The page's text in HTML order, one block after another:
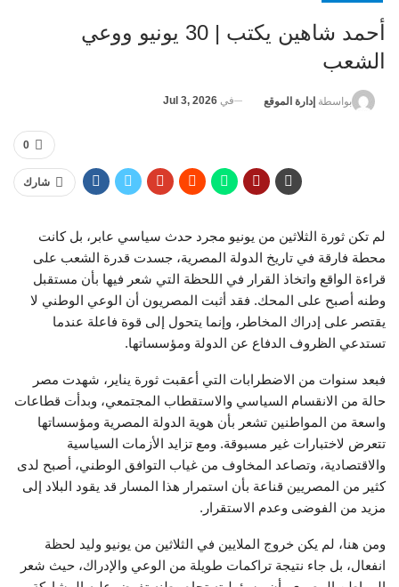
أحمد شاهين يكتب | 30 يونيو ووعي
الشعب
بواسطة إدارة الموقع في Jul 3, 2026
0
شارك
لم تكن ثورة الثلاثين من يونيو مجرد حدث سياسي عابر، بل كانت
محطة فارقة في تاريخ الدولة المصرية، جسدت قدرة الشعب على
قراءة الواقع واتخاذ القرار في اللحظة التي شعر فيها بأن مستقبل
وطنه أصبح على المحك. فقد أثبت المصريون أن الوعي الوطني لا
يقتصر على إدراك المخاطر، وإنما يتحول إلى قوة فاعلة عندما
تستدعي الظروف الدفاع عن الدولة ومؤسساتها.
فبعد سنوات من الاضطرابات التي أعقبت ثورة يناير، شهدت مصر
حالة من الانقسام السياسي والاستقطاب المجتمعي، وبدأت قطاعات
واسعة من المواطنين تشعر بأن هوية الدولة المصرية ومؤسساتها
تتعرض لاختبارات غير مسبوقة. ومع تزايد الأزمات السياسية
والاقتصادية، وتصاعد المخاوف من غياب التوافق الوطني، أصبح لدى
كثير من المصريين قناعة بأن استمرار هذا المسار قد يقود البلاد إلى
مزيد من الفوضى وعدم الاستقرار.
ومن هنا، لم يكن خروج الملايين في الثلاثين من يونيو وليد لحظة
انفعال، بل جاء نتيجة تراكمات طويلة من الوعي والإدراك، حيث شعر